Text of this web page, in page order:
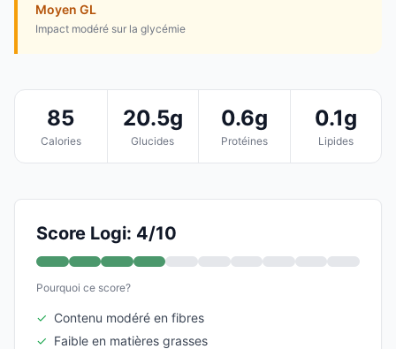
Moyen GL
Impact modéré sur la glycémie
85
Calories
20.5g
Glucides
0.6g
Protéines
0.1g
Lipides
Score Logi: 4/10
Pourquoi ce score?
✓ Contenu modéré en fibres
✓ Faible en matières grasses